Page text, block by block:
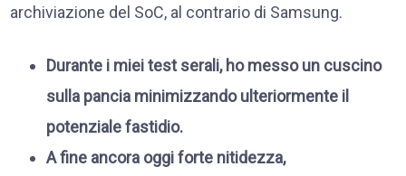
archiviazione del SoC, al contrario di Samsung.
Durante i miei test serali, ho messo un cuscino
sulla pancia minimizzando ulteriormente il
potenziale fastidio.
A fine ancora oggi forte nitidezza,